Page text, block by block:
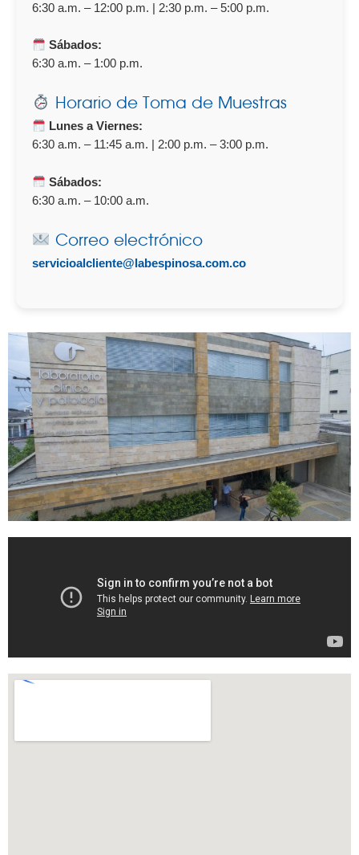
6:30 a.m. – 12:00 p.m. | 2:30 p.m. – 5:00 p.m.
Sábados:
6:30 a.m. – 1:00 p.m.
Horario de Toma de Muestras
Lunes a Viernes:
6:30 a.m. – 11:45 a.m. | 2:00 p.m. – 3:00 p.m.
Sábados:
6:30 a.m. – 10:00 a.m.
Correo electrónico
servicioalcliente@labespinosa.com.co